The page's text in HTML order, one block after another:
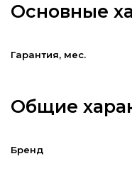
Основные
Гарантия, мес.
Общие
Бренд